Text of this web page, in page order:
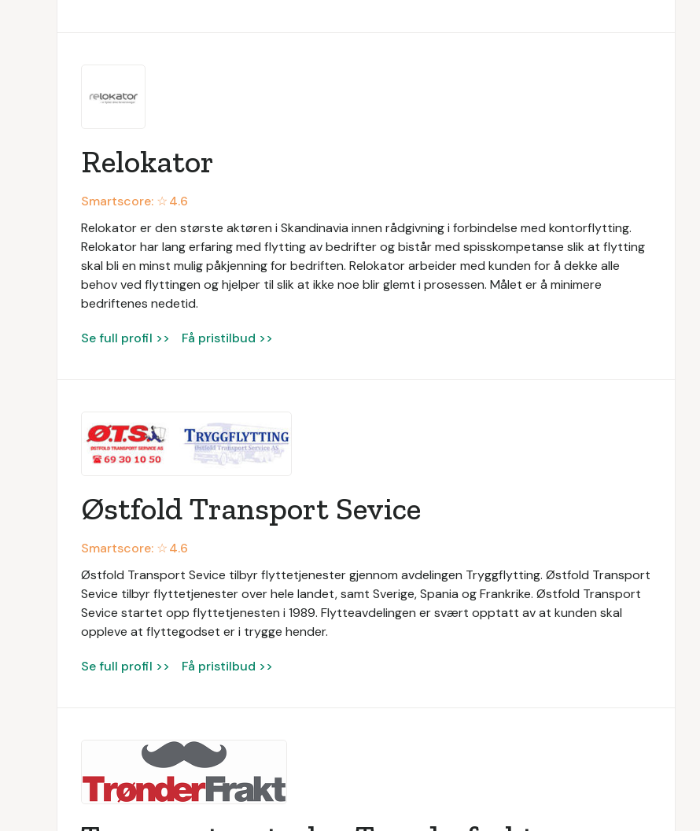
Relokator
Smartscore: ☆4.6
Relokator er den største aktøren i Skandinavia innen rådgivning i forbindelse med kontorflytting.
Relokator har lang erfaring med flytting av bedrifter og bistår med spisskompetanse slik at flytting
skal bli en minst mulig påkjenning for bedriften. Relokator arbeider med kunden for å dekke alle
behov ved flyttingen og hjelper til slik at ikke noe blir glemt i prosessen. Målet er å minimere
bedriftenes nedetid.
Se full profil >> Få pristilbud >>
Østfold Transport Sevice
Smartscore: ☆4.6
Østfold Transport Sevice tilbyr flyttetjenester gjennom avdelingen Tryggflytting. Østfold Transport
Sevice tilbyr flyttetjenester over hele landet, samt Sverige, Spania og Frankrike. Østfold Transport
Sevice startet opp flyttetjenesten i 1989. Flytteavdelingen er svært opptatt av at kunden skal
oppleve at flyttegodset er i trygge hender.
Se full profil >> Få pristilbud >>